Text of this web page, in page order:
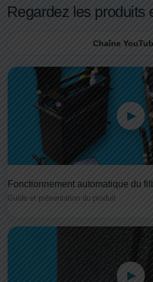
Regardez les produits
Chaîne
Fonctionnement automatique du
Guide et présentation du produit